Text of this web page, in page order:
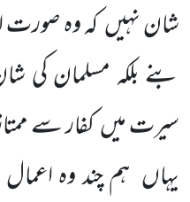
شان نہیںکہ وہ
بنے بلکہ مسلمان کی
سیرت میںکفار سے
یہاں ہم چند وہ